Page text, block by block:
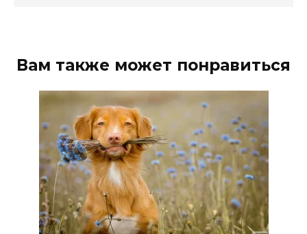
Вам также может понравиться